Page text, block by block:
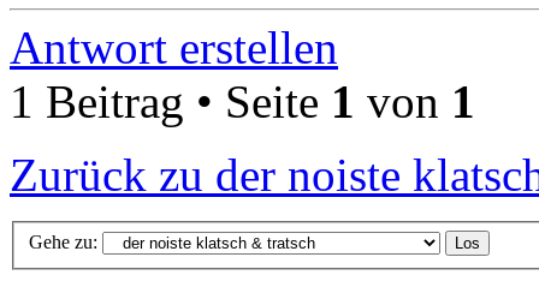
Antwort erstellen
1 Beitrag • Seite 1 von 1
Zurück zu der noiste
Gehe zu: